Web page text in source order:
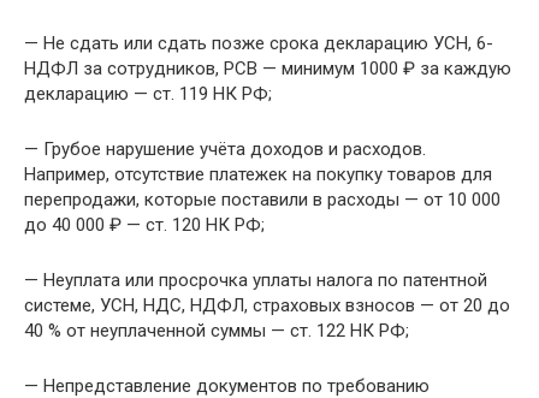
— Не сдать или сдать позже срока декларацию УСН, 6-
НДФЛ за сотрудников, РСВ — минимум 1000 ₽ за каждую
декларацию — ст. 119 НК РФ;
— Грубое нарушение учёта доходов и расходов.
Например, отсутствие платежек на покупку товаров для
перепродажи, которые поставили в расходы — от 10 000
до 40 000 ₽ — ст. 120 НК РФ;
— Неуплата или просрочка уплаты налога по патентной
системе, УСН, НДС, НДФЛ, страховых взносов — от 20 до
40 % от неуплаченной суммы — ст. 122 НК РФ;
— Непредставление документов по требованию